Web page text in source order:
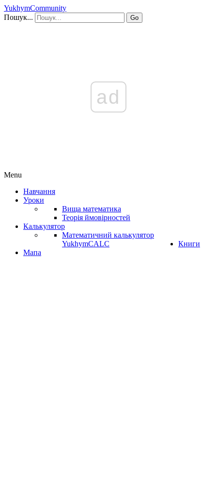
YukhymCommunity
Пошук...
Go
ad
Menu
Навчання
Уроки
Вища математика
Теорія ймовірностей
Калькулятор
Математичний калькулятор
YukhymCALC
Книги
Мапа